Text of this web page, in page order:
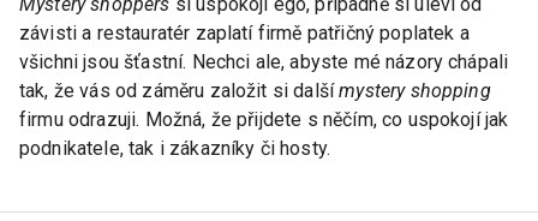
závisti a restauratér zaplatí firmě patřičný poplatek a
všichni jsou šťastní. Nechci ale, abyste mé názory chápali
tak, že vás od záměru založit si dalšímystery shopping
firmu odrazuji. Možná, že přijdete s něčím, co uspokojí jak
podnikatele, tak i zákazníky či hosty.